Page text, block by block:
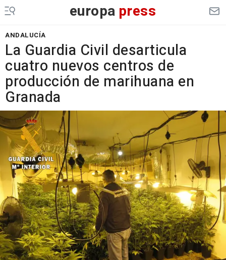
europa press
ANDALUCÍA
La Guardia Civil desarticula
cuatro nuevos centros de
producción de marihuana en
Granada